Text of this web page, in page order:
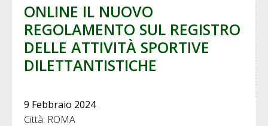
ONLINE IL NUOVO
REGOLAMENTO SUL REGISTRO
DELLE ATTIVITÀ SPORTIVE
DILETTANTISTICHE
9 Febbraio 2024
Città: ROMA